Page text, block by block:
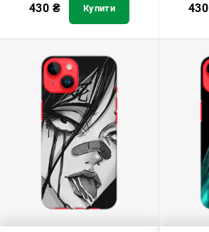
430 ₴ Купити 430